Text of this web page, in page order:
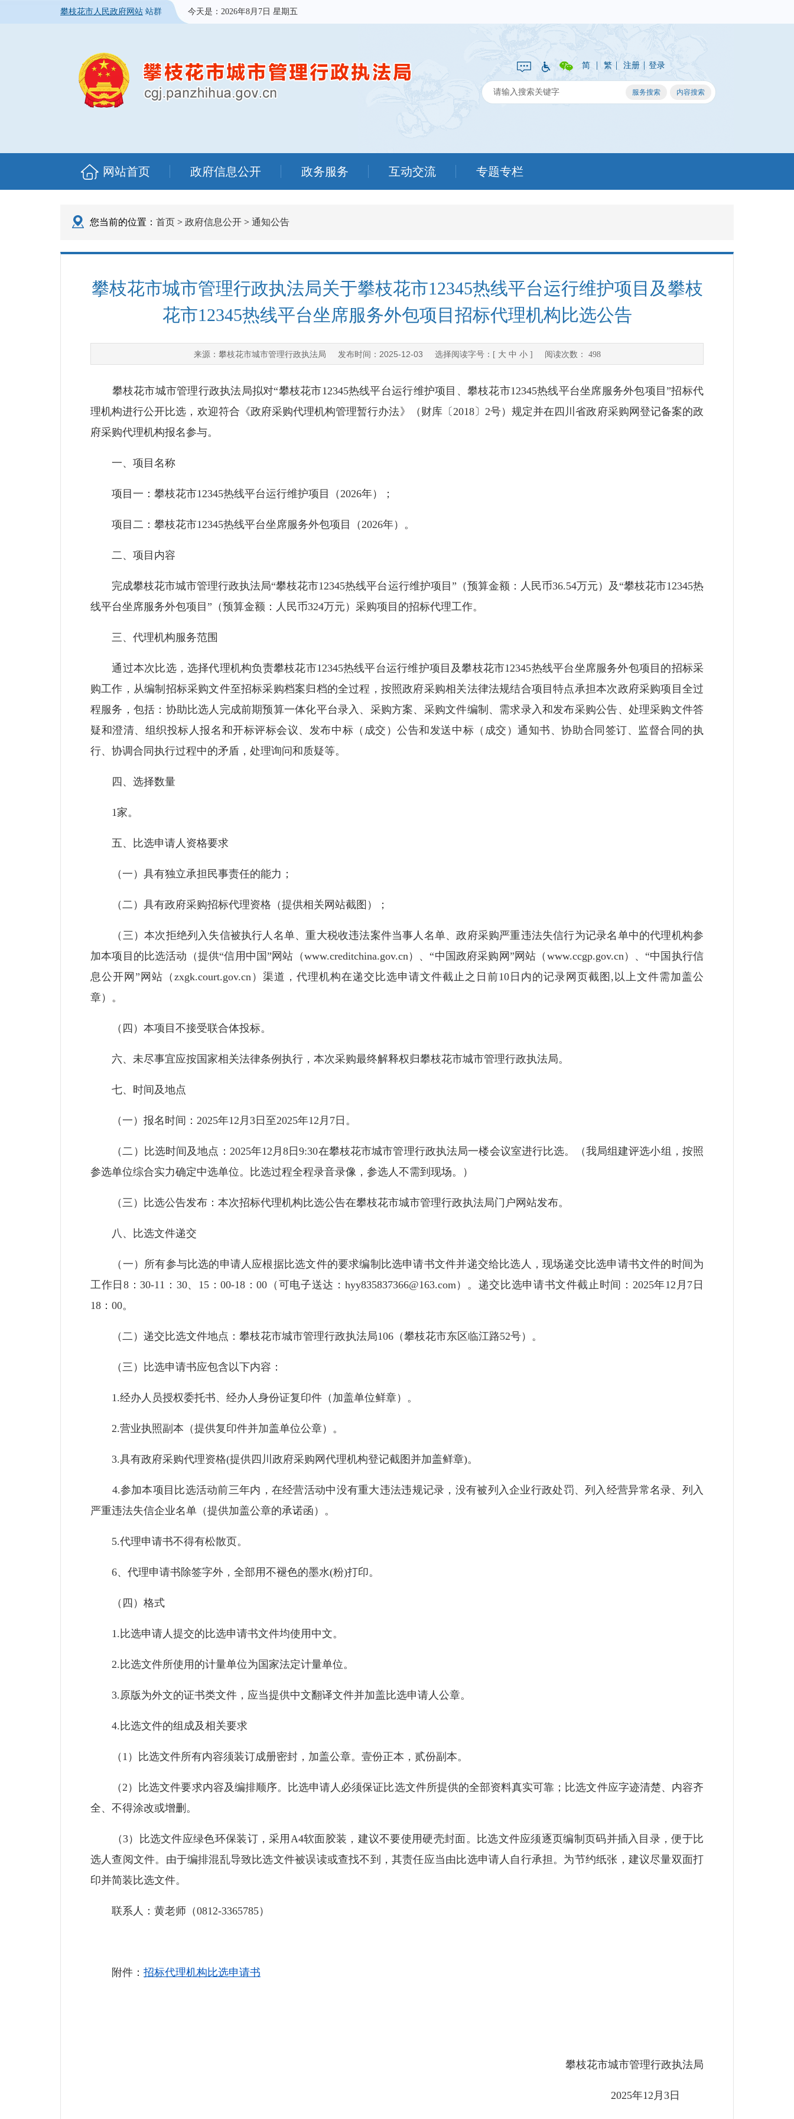
攀枝花市人民政府网站 站群 今天是： 2026年8月7日 星期五
简 | 繁 | 注册 | 登录
网站首页 政府信息公开 政务服务 互动交流 专题专栏
您当前的位置： 首页 > 政府信息公开 > 通知公告
攀枝花市城市管理行政执法局关于攀枝花市12345热线平台运行维护项目及攀枝
花市12345热线平台坐席服务外包项目招标代理机构比选公告
来源： 攀枝花市城市管理行政执法局 发布时间： 2025-12-03 选择阅读字号：[ 大 中 小] 阅读次数： 498
攀枝花市城市管理行政执法局拟对“攀枝花市12345热线平台运行维护项目、攀枝花市12345热线平台坐席服务外包项目”招标代
理机构进行公开比选，欢迎符合《政府采购代理机构管理暂行办法》（财库〔2018〕2号）规定并在四川省政府采购网登记备案的政
府采购代理机构报名参与。
一、项目名称
项目一：攀枝花市12345热线平台运行维护项目（2026年）；
项目二：攀枝花市12345热线平台坐席服务外包项目（2026年）。
二、项目内容
完成攀枝花市城市管理行政执法局“攀枝花市12345热线平台运行维护项目”（预算金额：人民币36.54万元）及“攀枝花市12345热
线平台坐席服务外包项目”（预算金额：人民币324万元）采购项目的招标代理工作。
三、代理机构服务范围
通过本次比选，选择代理机构负责攀枝花市12345热线平台运行维护项目及攀枝花市12345热线平台坐席服务外包项目的招标采
购工作，从编制招标采购文件至招标采购档案归档的全过程，按照政府采购相关法律法规结合项目特点承担本次政府采购项目全过
程服务，包括：协助比选人完成前期预算一体化平台录入、采购方案、采购文件编制、需求录入和发布采购公告、处理采购文件答
疑和澄清、组织投标人报名和开标评标会议、发布中标（成交）公告和发送中标（成交）通知书、协助合同签订、监督合同的执
行、协调合同执行过程中的矛盾，处理询问和质疑等。
四、选择数量
1家。
五、比选申请人资格要求
（一）具有独立承担民事责任的能力；
（二）具有政府采购招标代理资格（提供相关网站截图）；
（三）本次拒绝列入失信被执行人名单、重大税收违法案件当事人名单、政府采购严重违法失信行为记录名单中的代理机构参
加本项目的比选活动（提供“信用中国”网站（www.creditchina.gov.cn）、“中国政府采购网”网站（www.ccgp.gov.cn）、“中国执行信
息公开网”网站（zxgk.court.gov.cn）渠道，代理机构在递交比选申请文件截止之日前10日内的记录网页截图,以上文件需加盖公
章）。
（四）本项目不接受联合体投标。
六、未尽事宜应按国家相关法律条例执行，本次采购最终解释权归攀枝花市城市管理行政执法局。
七、时间及地点
（一）报名时间：2025年12月3日至2025年12月7日。
（二）比选时间及地点：2025年12月8日9:30在攀枝花市城市管理行政执法局一楼会议室进行比选。（我局组建评选小组，按照
参选单位综合实力确定中选单位。比选过程全程录音录像，参选人不需到现场。）
（三）比选公告发布：本次招标代理机构比选公告在攀枝花市城市管理行政执法局门户网站发布。
八、比选文件递交
（一）所有参与比选的申请人应根据比选文件的要求编制比选申请书文件并递交给比选人，现场递交比选申请书文件的时间为
工作日8：30-11：30、15：00-18：00（可电子送达：hyy835837366@163.com）。递交比选申请书文件截止时间：2025年12月7日
18：00。
（二）递交比选文件地点：攀枝花市城市管理行政执法局106（攀枝花市东区临江路52号）。
（三）比选申请书应包含以下内容：
1.经办人员授权委托书、经办人身份证复印件（加盖单位鲜章）。
2.营业执照副本（提供复印件并加盖单位公章）。
3.具有政府采购代理资格(提供四川政府采购网代理机构登记截图并加盖鲜章)。
4.参加本项目比选活动前三年内，在经营活动中没有重大违法违规记录，没有被列入企业行政处罚、列入经营异常名录、列入
严重违法失信企业名单（提供加盖公章的承诺函）。
5.代理申请书不得有松散页。
6、代理申请书除签字外，全部用不褪色的墨水(粉)打印。
（四）格式
1.比选申请人提交的比选申请书文件均使用中文。
2.比选文件所使用的计量单位为国家法定计量单位。
3.原版为外文的证书类文件，应当提供中文翻译文件并加盖比选申请人公章。
4.比选文件的组成及相关要求
（1）比选文件所有内容须装订成册密封，加盖公章。壹份正本，贰份副本。
（2）比选文件要求内容及编排顺序。比选申请人必须保证比选文件所提供的全部资料真实可靠；比选文件应字迹清楚、内容齐
全、不得涂改或增删。
（3）比选文件应绿色环保装订，采用A4软面胶装，建议不要使用硬壳封面。比选文件应须逐页编制页码并插入目录，便于比
选人查阅文件。由于编排混乱导致比选文件被误读或查找不到，其责任应当由比选申请人自行承担。为节约纸张，建议尽量双面打
印并简装比选文件。
联系人：黄老师（0812-3365785）
附件： 招标代理机构比选申请书
攀枝花市城市管理行政执法局
2025年12月3日